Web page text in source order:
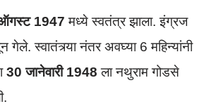
1947 मध्ये स्वतंत्र झाला. इंग्रज
स्वातंत्र्या नंतर अवघ्या 6 महिन्यांनी
30 जानेवारी 1948 ला नथुराम गोडसे